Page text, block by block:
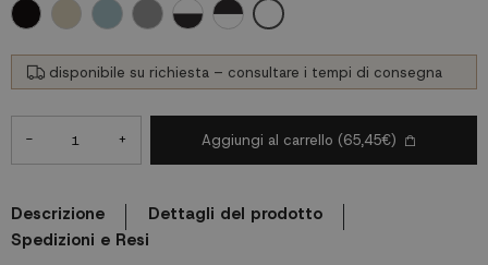
NERO
SABBIA ACQUAMARINA
GRIGIOSEDUTA BIANCA CUSCINO NERO
SEDUTA NERA CUSCINO BIANCO
BIANCO
disponibile su richiesta – consultare i tempi di consegna
- + Aggiungi al carrello (65,45€)
Descrizione
Dettagli del prodotto
Spedizioni e Resi